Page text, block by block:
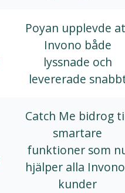
Poyan upplevde
Invono både
lyssnade och
levererade
Catch Me bidrog
smartare
funktioner som
hjälper alla
kunder